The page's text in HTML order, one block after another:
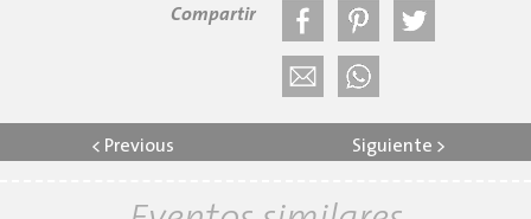
Compartir
< Previous Siguiente >